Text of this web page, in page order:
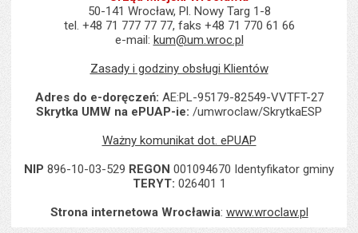
50-141 Wrocław, Pl. Nowy Targ 1-8
tel. +48 71 777 77 77, faks +48 71 770 61 66
e-mail: kum@um.wroc.pl
Zasady i godziny obsługi Klientów
Adres do e-doręczeń: AE:PL-95179-82549-VVTFT-27
Skrytka UMW na ePUAP-ie: /umwroclaw/SkrytkaESP
Ważny komunikat dot. ePUAP
NIP 896-10-03-529 REGON 001094670 Identyfikator gminy
TERYT: 026401 1
Strona internetowa Wrocławia: www.wroclaw.pl